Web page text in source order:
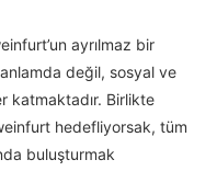
ayrılmaz bir
değil, sosyal ve
katmaktadır. Birlikte
hedefliyorsak, tüm
buluşturmak